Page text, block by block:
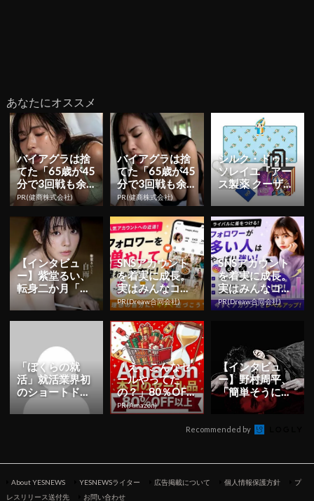
あなたにオススメ
バイアグラは捨
てた「65歳が45
分で3回戦も余
裕」1日31円で
朝まで絶好調！
PR(健商株式会社)
バイアグラは捨
てた「65歳が45
分で3回戦も余
裕」1日31円で
朝まで絶好調！
PR(健商株式会社)
シルク・ドゥ・
ソレイユ『アー
ス製薬 クーザ』
東京公演の日程
＆チケット情報
解禁！日...
【インタビュ
ー】紫堂るい、
転身二か月「も
っと知っていた
だくことを目標
SNSアカウント
を着実に成長。
実はみんなココ
使ってます。
PR(Dreaw合同会社)
SNSアカウント
を着実に成長。
実はみんなココ
使ってます。
PR(Dreaw合同会社)
「ぼくらの就
活」就活業界初
のショートドラ
マシリーズを本
日より公開！ | Y
「え、こんなセ
ールやってた
の？」80％OFF
以上が続々登
場！Amazonの本
PR(Amazon)
【インタビュ
ー】野村周平、
「簡単そうに見
えるけれど、ち
ゃんと伝えない
といけない物...
Recommended by
About YESNEWS YESNEWSライター 広告掲載について 個人情報保護方針
プ
レスリリース送付先
お問い合わせ